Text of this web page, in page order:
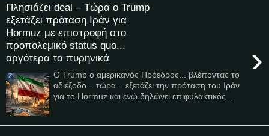
Πλησιάζει deal – Τώρα ο Trump
εξετάζει πρόταση Ιράν για
Hormuz με επιστροφή στο
προπολεμικό status quo...
αργότερα τα πυρηνικά
›
Ο Trump ο αμερικανός Πρόεδρος... βλέποντας το
αδιέξοδο... τώρα... εξετάζει την πρόταση του Ιράν
για το Hormuz και ενώ δηλώνει επιφυλακτικός...